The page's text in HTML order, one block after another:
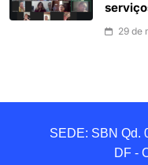
29 de
SEDE: SBN Qd.
DF -